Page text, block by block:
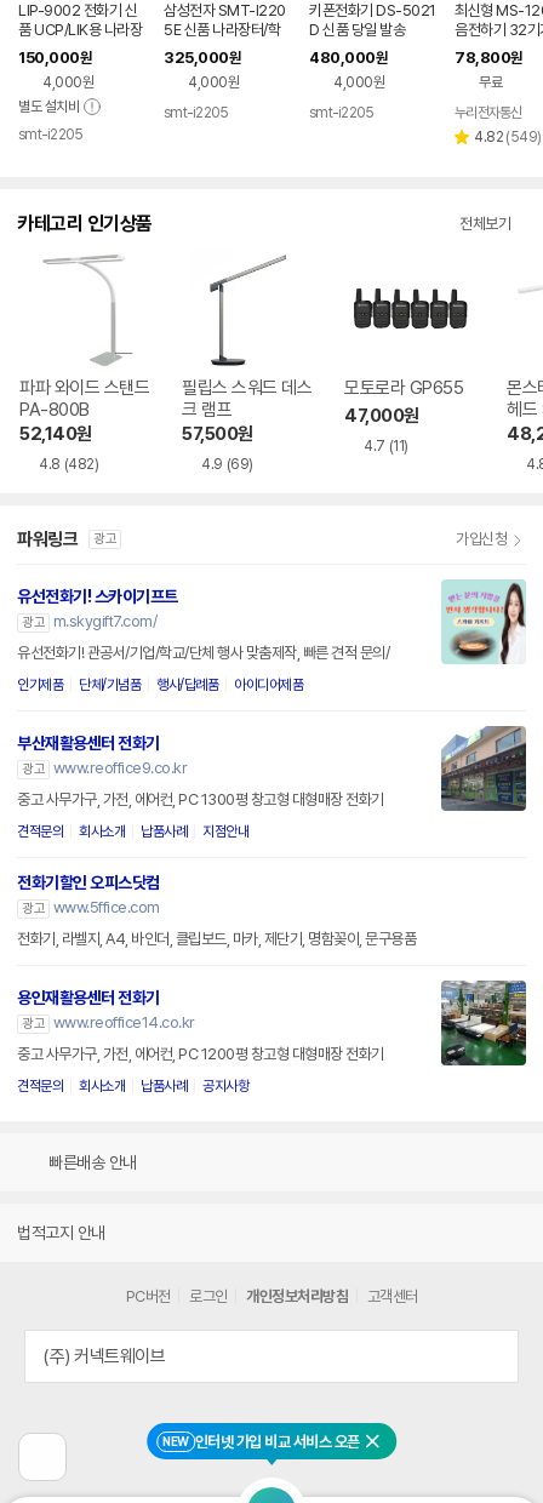
NEW 인터넷 가입 비교 서비스 오픈 닫기
LIP-9002 전화기 신
품 UCP/LIK용 나라장
터/학교장터 등록업체
150,000원
4,000원
별도 설치비
smt-i2205
삼성전자 SMT-I220
5E 신품 나라장터/학
교장터 등록업체
325,000원
4,000원
smt-i2205
키폰전화기 DS-5021
D 신품 당일 발송
480,000원
4,000원
smt-i2205
최신형 MS-
음전하기 32기
2500 시간 /
품전문
78,800원
무료
누리전자통신
별 4.82 리
(549)
카테고리 인기상품 전체보기
파파 와이드 스탠드
PA-800B
52,140원
4.8 (482)
필립스 스워드 데스
크 램프
57,500원
4.9 (69)
모토로라 GP655
47,000원
4.7 (11)
몬스
헤
드
파워링크 광고 가입신청
유선전화기! 스카이기프트
광고
m.skygift7.com/
유선전화기! 관공서/기업/학교/단체 행사 맞춤제작, 빠른 견적 문의/
인기제품 단체/기념품 행사/답례품 아이디어제품
부산재활용센터 전화기
광고 www.reoffice9.co.kr
중고 사무가구, 가전, 에어컨, PC 1300평 창고형 대형매장 전화기
견적문의 회사소개 납품사례 지점안내
전화기할인 오피스닷컴
광고 www.5ffice.com
전화기, 라벨지, A4, 바인더, 클립보드, 마카, 제단기, 명함꽂이, 문구용품
용인재활용센터 전화기
광고 www.reoffice14.co.kr
중고 사무가구, 가전, 에어컨, PC 1200평 창고형 대형매장 전화기
견적문의 회사소개 납품사례 공지사항
빠른배송 안내
법적고지 안내
전
페
PC버전 로그인 개인정보처리방침 고객센터
(주) 커넥트웨이브